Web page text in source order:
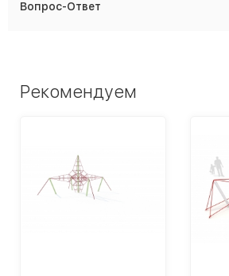
Вопрос-Ответ
Рекомендуем